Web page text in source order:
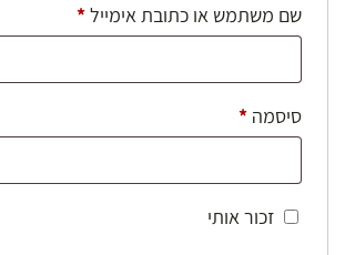
שם משתמש או כתובת אימייל*חובה
סיסמה *חובה
זכור אותי